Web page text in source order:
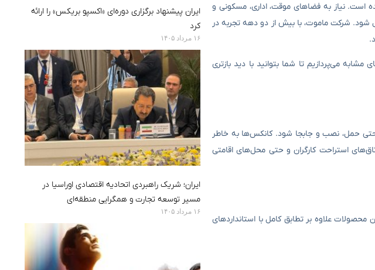
شده است. نیاز به فضاهای موقت، اداری، مسکونی و
شود. شرکت ماموت، با بیش از دو دهه تجربه در
مشابه می‌پردازیم تا شما بتوانید با دید بازتری
حمل، نصب و جابجا شود. کانکس‌ها به خاطر
استراحت کارگران و حتی محل‌های اقامتی
علاوه بر تطابق کامل با استانداردهای
ایران پیشنهاد برگزاری دوره‌ای «اکسپو بریکس» را ارائه
کرد
۱۶ مرداد ۱۴۰۵
ایران؛ شریک راهبردی اتحادیه اقتصادی اوراسیا در
مسیر توسعه تجارت و همگرایی منطقه‌ای
۱۶ مرداد ۱۴۰۵